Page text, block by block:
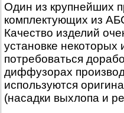
Один из крупнейших
комплектующих из
Качество изделий
установке некоторых
потребоваться
диффузорах
используются
(насадки выхлопа и